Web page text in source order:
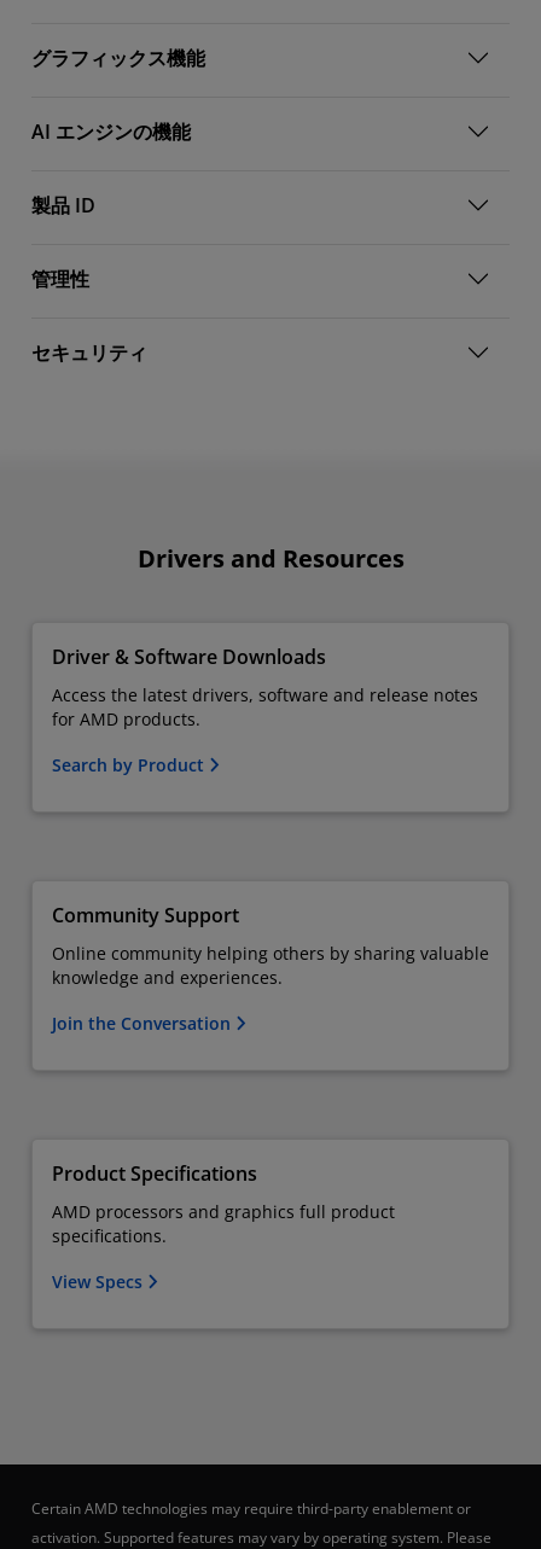
グラフィックス機能
AI エンジンの機能
製品 ID
管理性
セキュリティ
Drivers and Resources
Driver & Software Downloads
Access the latest drivers, software and release notes
for AMD products.
Search by Product
Community Support
Online community helping others by sharing valuable
knowledge and experiences.
Join the Conversation
Product Specifications
AMD processors and graphics full product
specifications.
View Specs
Certain AMD technologies may require third-party enablement or
activation. Supported features may vary by operating system. Please